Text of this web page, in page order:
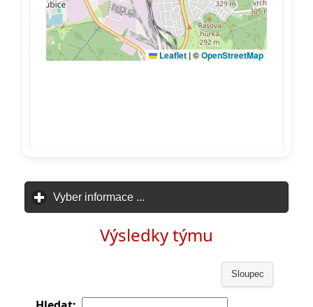
Vyber informace ...
Výsledky týmu
Sloupec